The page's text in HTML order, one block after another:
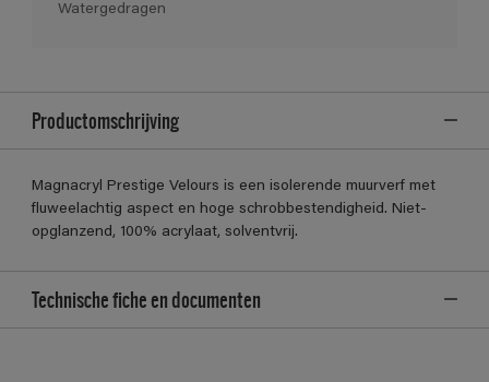
Watergedragen
Productomschrijving
Magnacryl Prestige Velours is een isolerende muurverf met
fluweelachtig aspect en hoge schrobbestendigheid. Niet-
opglanzend, 100% acrylaat, solventvrij.
Technische fiche en documenten